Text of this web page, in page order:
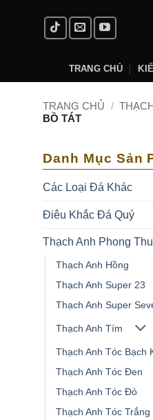
TRANG CHỦ
TRANG CHỦ /
BỒ TÁT
Danh Mục Sản
Các Loại Đá Khác
Điêu Khắc Đá Quý
Thạch Anh Phong
Thạch Anh Hồng
Thạch Anh Super 23
Thạch Anh Super
Thạch Anh Tím
Thạch Anh Tóc Bạch
Thạch Anh Tóc Đen
Thạch Anh Tóc Đỏ
Thạch Anh Tóc Trắng